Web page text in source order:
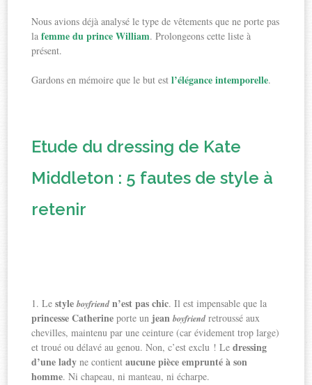
Nous avions déjà analysé le type de vêtements que ne porte pas
lafemme du prince William. Prolongeons cette liste à
présent.
Gardons en mémoire que le but estl’élégance intemporelle.
Etude du dressing de Kate
Middleton : 5 fautes de style à
retenir
1. Lestyleboyfriendn’est pas chic. Il est impensable que la
princesse Catherine porte un jeanboyfriendretroussé aux
chevilles, maintenu par une ceinture (car évidement trop large)
et troué ou délavé au genou. Non, c’est exclu ! Ledressing
d’une lady ne contientaucune pièce emprunté à son
homme. Ni chapeau, ni manteau, ni écharpe.